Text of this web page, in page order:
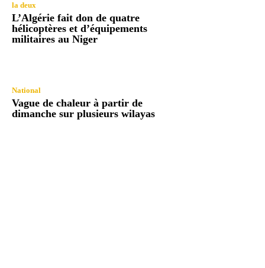
la deux
L’Algérie fait don de quatre
hélicoptères et d’équipements
militaires au Niger
National
Vague de chaleur à partir de
dimanche sur plusieurs wilayas